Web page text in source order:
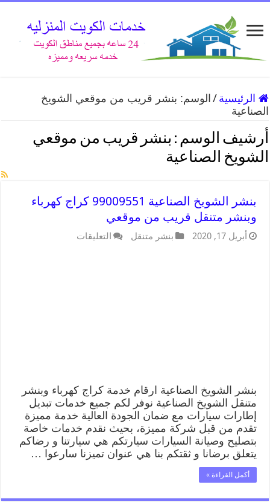
الرئيسية / الوسم: بنشر قريب من موقعي الشويخ
الصناعية
أرشيف الوسم : بنشر قريب من موقعي
الشويخ الصناعية
بنشر الشويخ الصناعية 99009551 كراج كهرباء
وبنشر متنقل قريب من موقعي
أبريل 17, 2020 بنشر متنقل التعليقات
بنشر الشويخ الصناعية ارقام خدمة كراج كهرباء وبنشر
متنقل الشويخ الصناعية نوفر لكم جميع خدمات تبديل
إطارات سيارات مع ضمان الجودة العالية خدمة مميزة
تقدم من قبل شركة مميزة، بحيث نقدم خدمات خاصة
بتصليح وصيانة السيارات سيارتكم هي سيارتنا و رضاكم
يتعلق برضانا و ثقتكم بنا هي عنوان تميزنا سارعوا …
أكمل القراءة »